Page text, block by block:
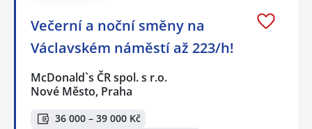
Večerní a noční směny na
Václavském náměstí až 223/h!
McDonald`s ČR spol. s r.o.
Nové Město, Praha
36 000 – 39 000 Kč